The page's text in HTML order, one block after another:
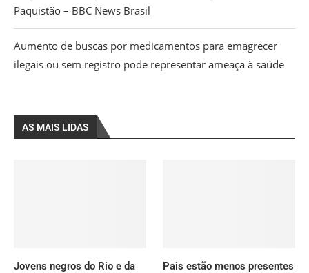
Paquistão – BBC News Brasil
Aumento de buscas por medicamentos para emagrecer
ilegais ou sem registro pode representar ameaça à saúde
AS MAIS LIDAS
Jovens negros do Rio e da
Pais estão menos presentes